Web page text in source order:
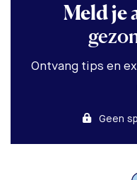
Meld je
Ontvang tips en
Geen